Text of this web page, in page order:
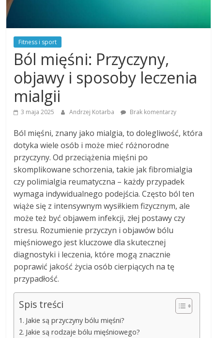
Fitness i sport
Ból mięśni: Przyczyny,
objawy i sposoby leczenia
mialgii
3 maja 2025 Andrzej Kotarba Brak komentarzy
Ból mięśni, znany jako mialgia, to dolegliwość, która
dotyka wiele osób i może mieć różnorodne
przyczyny. Od przeciążenia mięśni po
skomplikowane schorzenia, takie jak fibromialgia
czy polimialgia reumatyczna – każdy przypadek
wymaga indywidualnego podejścia. Często ból ten
wiąże się z intensywnym wysiłkiem fizycznym, ale
może też być objawem infekcji, złej postawy czy
stresu. Rozumienie przyczyn i objawów bólu
mięśniowego jest kluczowe dla skutecznej
diagnostyki i leczenia, które mogą znacznie
poprawić jakość życia osób cierpiących na tę
przypadłość.
Spis treści
Jakie są przyczyny bólu mięśni?
Jakie są rodzaje bólu mięśniowego?